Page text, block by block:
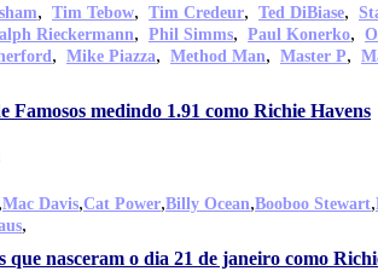
, Tim Tebow, Tim Credeur, Ted DiBiase,
Rieckermann, Phil Simms, Paul Konerko,
, Mike Piazza, Method Man, Master P,
Famosos medindo 1.91 como Richie Havens
,Mac Davis,Cat Power,Billy Ocean,Booboo Stewart,
,
que nasceram o dia 21 de janeiro como